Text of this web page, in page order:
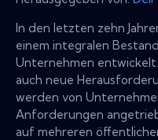
In den letzten zehn
einem integralen
Unternehmen
auch neue
werden von
Anforderungen
auf mehreren